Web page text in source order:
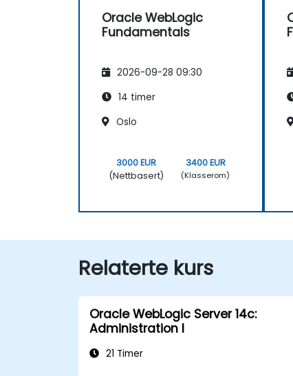
Førsteklasses presentasjon &
forberedelse – glatt struktur,
nøyaktig språkbruk. Genuine
respons på deltakeres ønsker –
sjeldent og dype verdset.
Oracle WebLogic
Fundamentals
2026-09-28 09:30
14 timer
Oslo
3000 EUR
(Nettbasert)
3400 EUR
(Klasserom)
Relaterte kurs
Oracle WebLogic Server 14c:
Administration I
21 Timer